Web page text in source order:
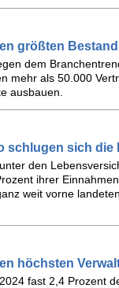
größten
dem
mehr als 50.000
ausbauen.
schlugen sich die
den
ihrer
weit vorne
höchsten
fast 2,4 Prozent